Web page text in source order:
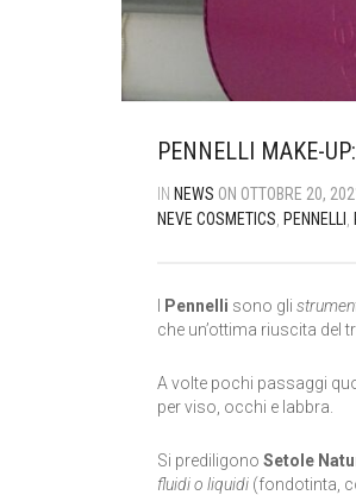
PENNELLI MAKE-
IN NEWS ON OTTOBRE 20,
NEVE COSMETICS PENNELLI
Pennelli sono gli
che un’ottima riuscita del
A volte pochi passaggi
per viso, occhi e labbra.
Si prediligono Setole
fluidi o liquidi (fondotinta,